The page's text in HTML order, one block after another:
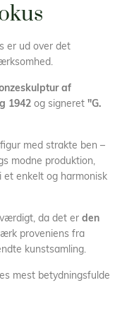
er ud over det
af
1942 og signeret "G.
med strakte ben –
modne produktion,
et enkelt og harmonisk
da det er den
proveniens fra
kunstsamling.
mest betydningsfulde